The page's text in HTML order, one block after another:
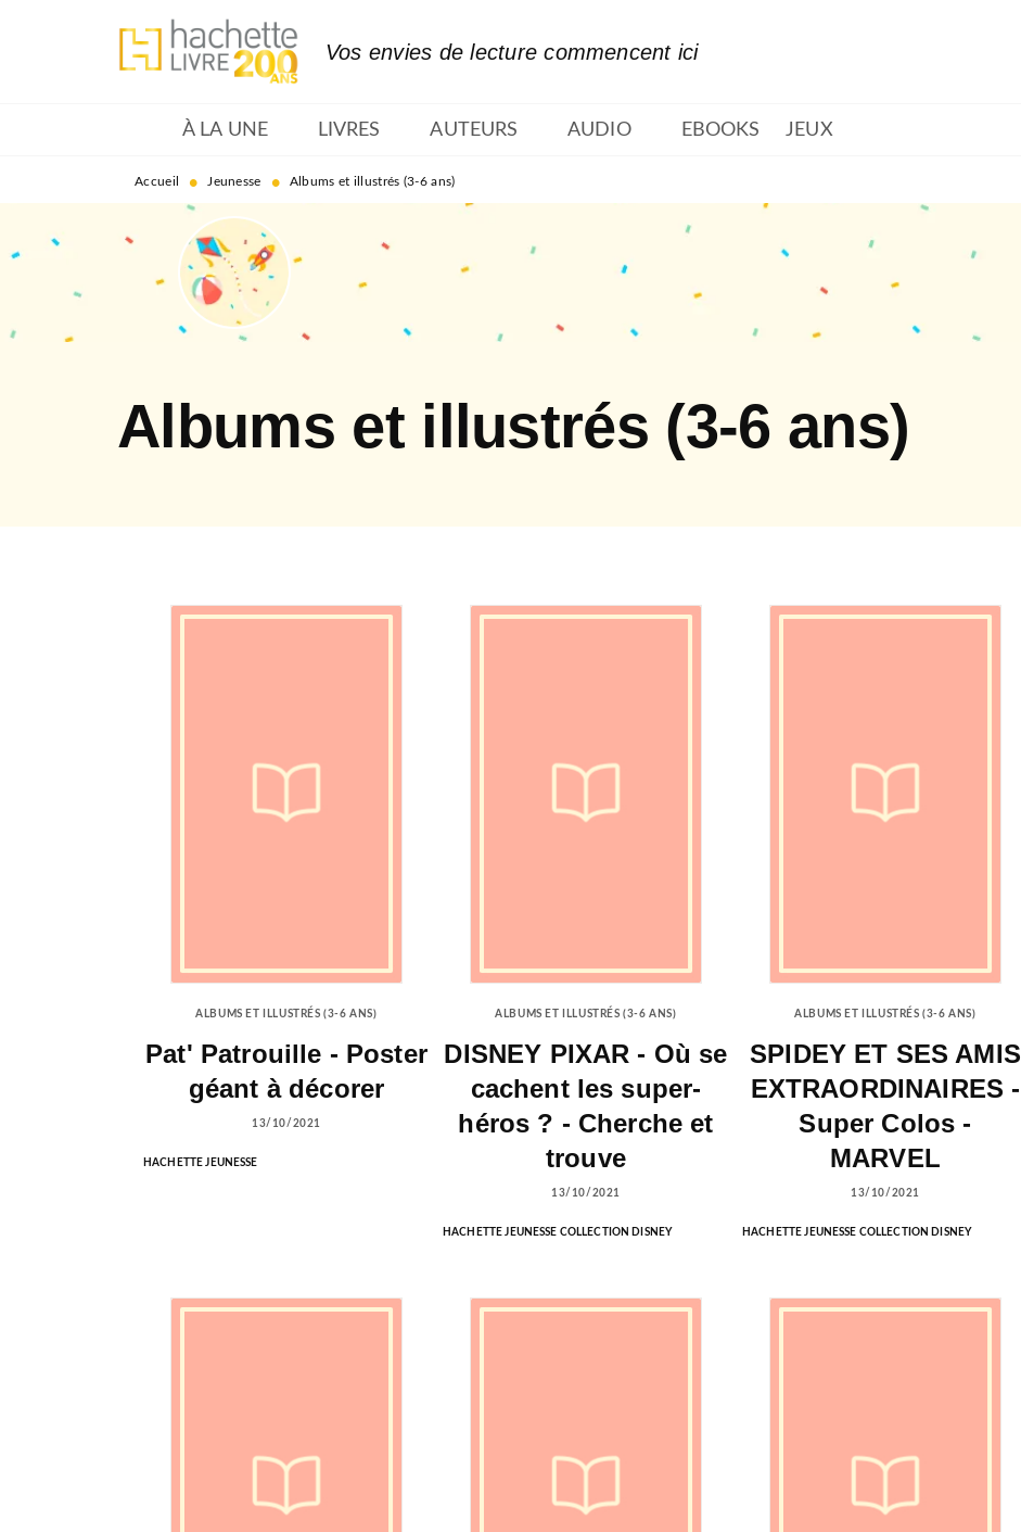
MENU RECHERCHE
Vos envies de lecture commencent ici
À LA UNE LIVRES AUTEURS AUDIO EBOOKS JEUX
Accueil • Jeunesse • Albums et illustrés (3-6 ans)
Albums et illustrés (3-6 ans)
ALBUMS ET ILLUSTRÉS (3-6 ANS)
Pat' Patrouille - Poster
géant à décorer
13/10/2021
HACHETTE JEUNESSE
ALBUMS ET ILLUSTRÉS (3-6 ANS)
DISNEY PIXAR - Où se
cachent les super-
héros ? - Cherche et
trouve
13/10/2021
HACHETTE JEUNESSE COLLECTION DISNEY
ALBUMS ET ILLUSTRÉS (3-6 ANS)
SPIDEY ET SES AMIS
EXTRAORDINAIRES -
Super Colos -
MARVEL
13/10/2021
HACHETTE JEUNESSE COLLECTION DISNEY